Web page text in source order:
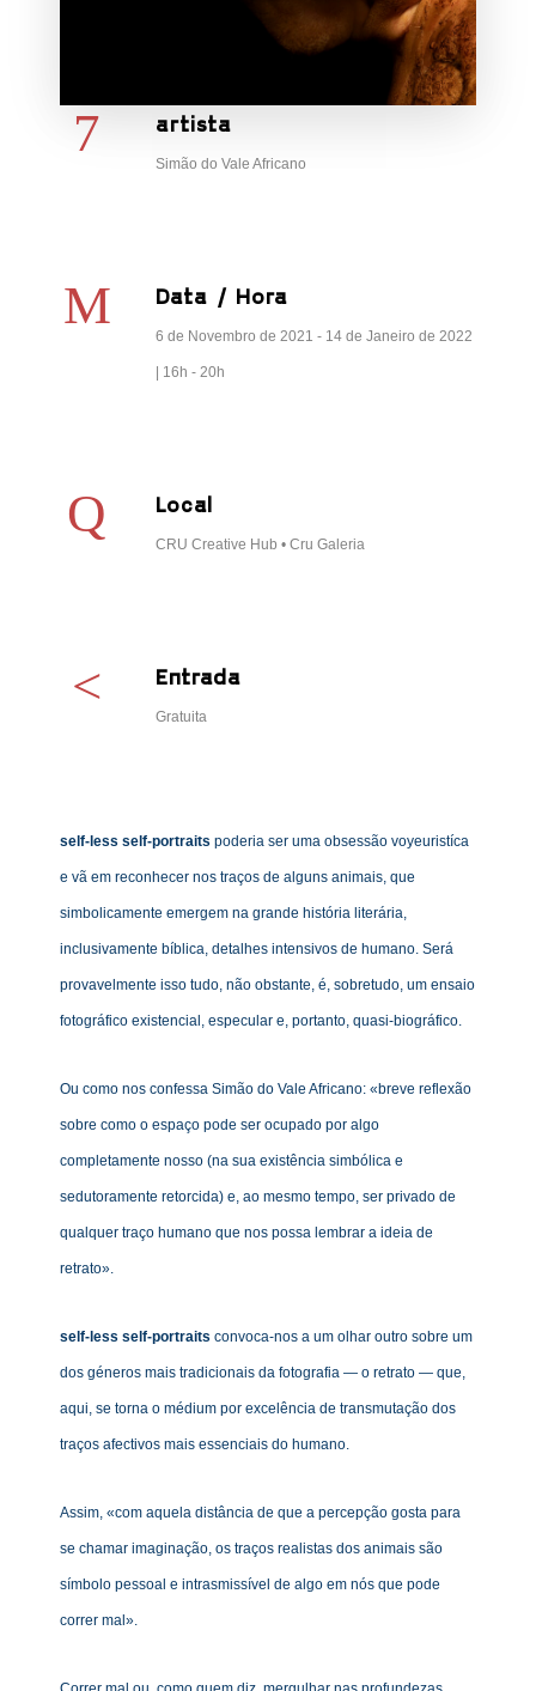
artista
Simão do Vale Africano
Data / Hora
6 de Novembro de 2021 - 14 de Janeiro de 2022
| 16h - 20h
Local
CRU Creative Hub • Cru Galeria
Entrada
Gratuita
self-less self-portraits poderia ser uma obsessão voyeuristíca
e vã em reconhecer nos traços de alguns animais, que
simbolicamente emergem na grande história literária,
inclusivamente bíblica, detalhes intensivos de humano. Será
provavelmente isso tudo, não obstante, é, sobretudo, um ensaio
fotográfico existencial, especular e, portanto, quasi-biográfico.
Ou como nos confessa Simão do Vale Africano: «breve reflexão
sobre como o espaço pode ser ocupado por algo
completamente nosso (na sua existência simbólica e
sedutoramente retorcida) e, ao mesmo tempo, ser privado de
qualquer traço humano que nos possa lembrar a ideia de
retrato».
self-less self-portraits convoca-nos a um olhar outro sobre um
dos géneros mais tradicionais da fotografia — o retrato — que,
aqui, se torna o médium por excelência de transmutação dos
traços afectivos mais essenciais do humano.
Assim, «com aquela distância de que a percepção gosta para
se chamar imaginação, os traços realistas dos animais são
símbolo pessoal e intrasmissível de algo em nós que pode
correr mal».